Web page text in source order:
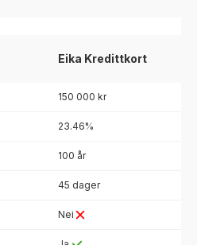
Eika Kredittkort
150 000 kr
23.46%
100 år
45 dager
Nei